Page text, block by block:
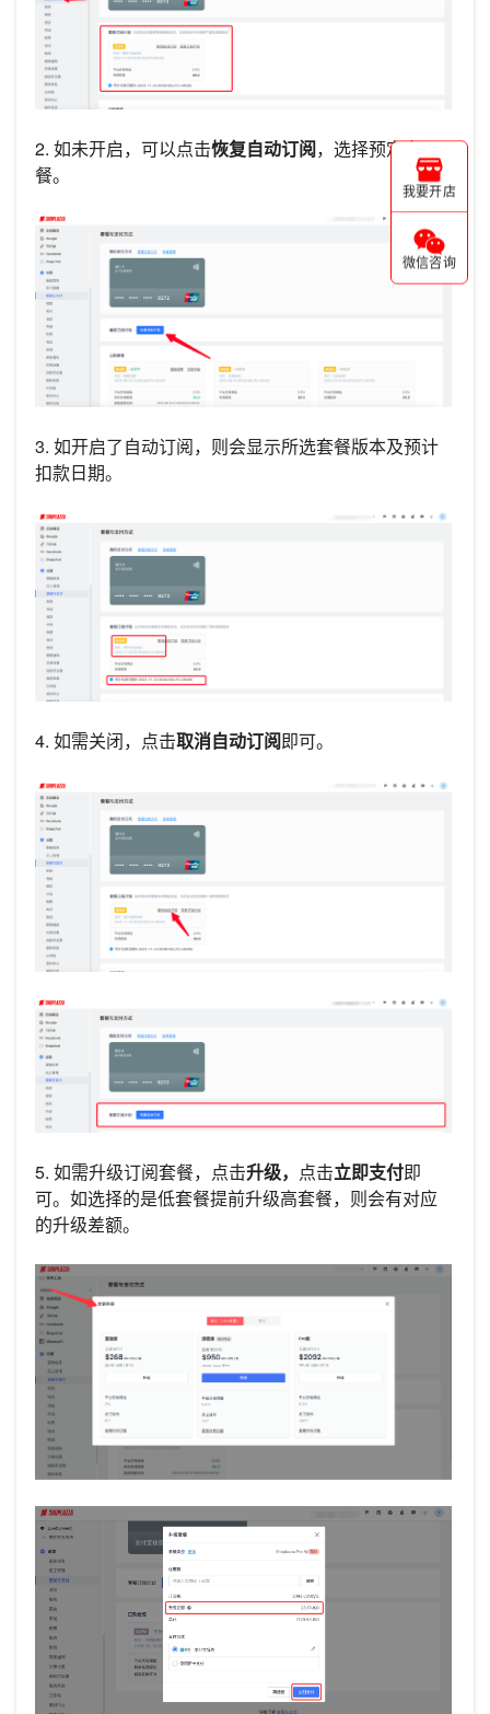
2. 如未开启，可以点击恢复自动订阅，选择预定套
餐。
3. 如开启了自动订阅，则会显示所选套餐版本及预计
扣款日期。
4. 如需关闭，点击取消自动订阅即可。
5. 如需升级订阅套餐，点击升级， 点击立即支付即
可。如选择的是低套餐提前升级高套餐，则会有对应
的升级差额。
我要开店
微信咨询